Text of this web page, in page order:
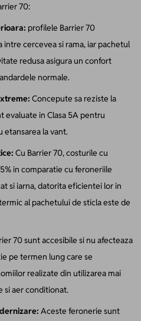
70:
profilele Barrier 70
cercevea si rama, iar pachetul
redusa asigura un confort
normale.
Concepute sa reziste la
evaluate in Clasa 5A pentru
etansarea la vant.
Cu Barrier 70, costurile cu
in comparatie cu feroneriile
si iarna, datorita eficientei lor in
al pachetului de sticla este de
70 sunt accesibile si nu afecteaza
pe termen lung care se
realizate din utilizarea mai
si aer conditionat.
Aceste feronerie sunt